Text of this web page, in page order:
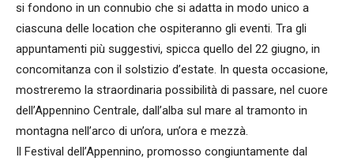
si fondono in un connubio che si adatta in modo unico a
ciascuna delle location che ospiteranno gli eventi. Tra gli
appuntamenti più suggestivi, spicca quello del 22 giugno, in
concomitanza con il solstizio d’estate. In questa occasione,
mostreremo la straordinaria possibilità di passare, nel cuore
dell’Appennino Centrale, dall’alba sul mare al tramonto in
montagna nell’arco di un’ora, un’ora e mezzà.
Il Festival dell’Appennino, promosso congiuntamente dal